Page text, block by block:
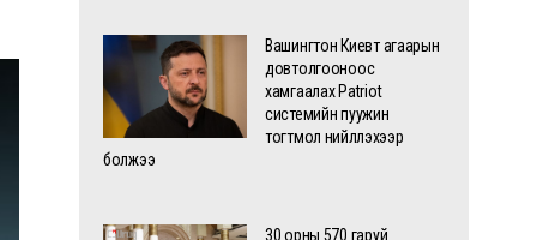
Вашингтон Киевт агаарын
довтолгооноос
хамгаалах Patriot
системийн пуужин
тогтмол нийлүүлэхээр
болжээ
30 орны 570 гаруй